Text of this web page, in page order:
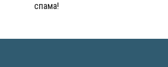
спама!